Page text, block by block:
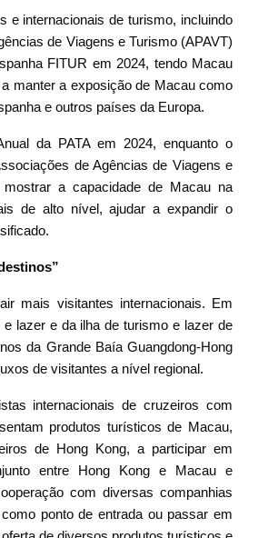
e internacionais de turismo, incluindo
de Viagens e Turismo (APAVT)
FITUR em 2024, tendo Macau
manter a exposição de Macau como
e outros países da Europa.
da PATA em 2024, enquanto o
de Agências de Viagens e
a capacidade de Macau na
de alto nível, ajudar a expandir o
mais visitantes internacionais. Em
lazer e da ilha de turismo e lazer de
da Grande Baía Guangdong-Hong
de visitantes a nível regional.
internacionais de cruzeiros com
produtos turísticos de Macau,
de Hong Kong, a participar em
entre Hong Kong e Macau e
com diversas companhias
ponto de entrada ou passar em